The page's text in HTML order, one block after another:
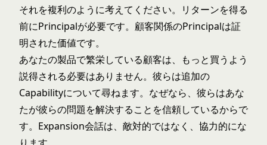
それを複利のように考えてください。リターンを得る
前にPrincipalが必要です。顧客関係のPrincipalは証
明された価値です。
あなたの製品で繁栄している顧客は、もっと買うよう
説得される必要はありません。彼らは追加の
Capabilityについて尋ねます。なぜなら、彼らはあな
たが彼らの問題を解決することを信頼しているからで
す。Expansion会話は、敵対的ではなく、協力的にな